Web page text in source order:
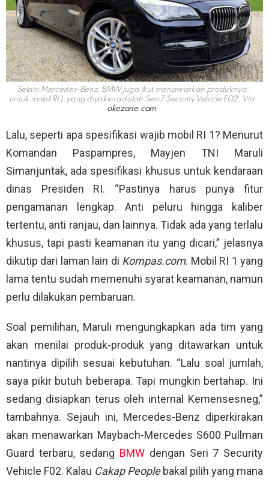
Selain Mercedes-Benz, BMW juga ikut menawarkan produknya
untuk mobil RI 1, yang diyakini adalah Seri 7 Security Vehicle F02. Via
okezone.com
Lalu, seperti apa spesifikasi wajib mobil RI 1? Menurut
Komandan Paspampres, Mayjen TNI Maruli
Simanjuntak, ada spesifikasi khusus untuk kendaraan
dinas Presiden RI. “Pastinya harus punya fitur
pengamanan lengkap. Anti peluru hingga kaliber
tertentu, anti ranjau, dan lainnya. Tidak ada yang terlalu
khusus, tapi pasti keamanan itu yang dicari,” jelasnya
dikutip dari laman lain di Kompas.com. Mobil RI 1 yang
lama tentu sudah memenuhi syarat keamanan, namun
perlu dilakukan pembaruan.
Soal pemilihan, Maruli mengungkapkan ada tim yang
akan menilai produk-produk yang ditawarkan untuk
nantinya dipilih sesuai kebutuhan. “Lalu soal jumlah,
saya pikir butuh beberapa. Tapi mungkin bertahap. Ini
sedang disiapkan terus oleh internal Kemensesneg,”
tambahnya. Sejauh ini, Mercedes-Benz diperkirakan
akan menawarkan Maybach-Mercedes S600 Pullman
Guard terbaru, sedang BMW dengan Seri 7 Security
Vehicle F02. Kalau Cakap Peoplebakal pilih yang mana